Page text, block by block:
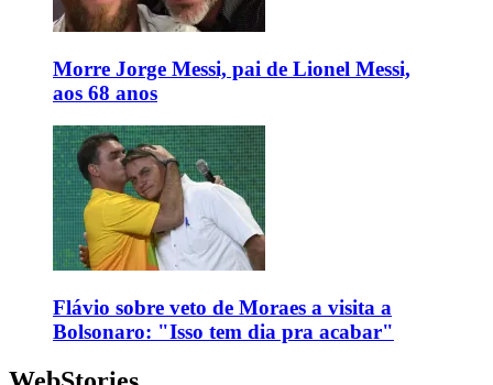
Morre Jorge Messi, pai de Lionel Messi,
aos 68 anos
Flávio sobre veto de Moraes a visita a
Bolsonaro: "Isso tem dia pra acabar"